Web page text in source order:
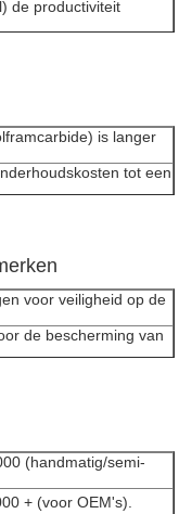
de productiviteit
is langer
tot een
voor veiligheid op de
de bescherming van
(handmatig/semi-
+ (voor OEM's).